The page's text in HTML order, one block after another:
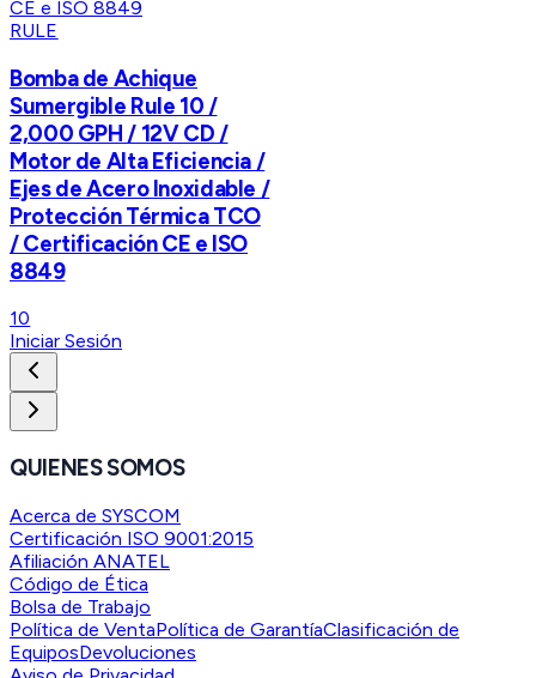
RULE
Bomba de Achique
Sumergible Rule 10 /
2,000 GPH / 12V CD /
Motor de Alta Eficiencia /
Ejes de Acero Inoxidable /
Protección Térmica TCO
/ Certificación CE e ISO
8849
10
Iniciar Sesión
QUIENES SOMOS
Acerca de SYSCOM
Certificación ISO 9001:2015
Afiliación ANATEL
Código de Ética
Bolsa de Trabajo
Política de VentaPolítica de GarantíaClasificación de
EquiposDevoluciones